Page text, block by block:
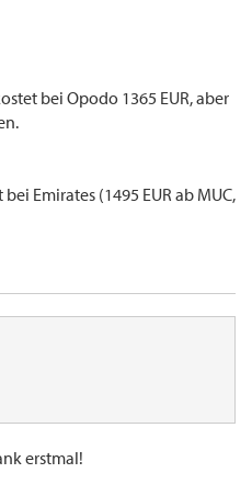
bei Opodo 1365 EUR, aber
Emirates (1495 EUR ab MUC,
erstmal!